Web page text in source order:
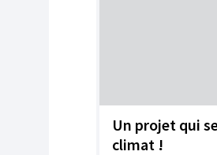
Un projet qui
climat !